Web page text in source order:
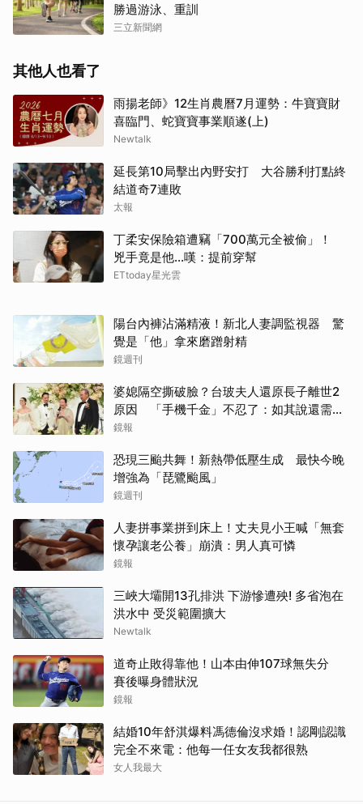
勝過游泳、重訓
三立新聞網
其他人也看了
雨揚老師》12生肖農曆7月運勢：牛寶寶財
喜臨門、蛇寶寶事業順遂(上)
Newtalk
延長第10局擊出內野安打 大谷勝利打點終
結道奇7連敗
太報
丁柔安保險箱遭竊「700萬元全被偷」！
兇手竟是他...嘆：提前穿幫
ETtoday星光雲
陽台內褲沾滿精液！新北人妻調監視器 驚
覺是「他」拿來磨蹭射精
鏡週刊
婆媳隔空撕破臉？台玻夫人還原長子離世2
原因 「手機千金」不忍了：如其說還需要
離開嗎？
鏡報
恐現三颱共舞！新熱帶低壓生成 最快今晚
增強為「琵鷺颱風」
鏡週刊
人妻拼事業拼到床上！丈夫見小王喊「無套
懷孕讓老公養」崩潰：男人真可憐
鏡報
三峽大壩開13孔排洪 下游慘遭殃! 多省泡在
洪水中 受災範圍擴大
Newtalk
道奇止敗得靠他！山本由伸107球無失分
賽後曝身體狀況
鏡報
結婚10年舒淇爆料馮德倫沒求婚！認剛認識
完全不來電：他每一任女友我都很熟
女人我最大
取消